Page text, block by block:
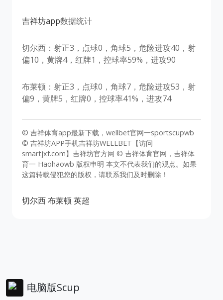
吉祥坊app数据统计
切尔西：射正3，点球0，角球5，危险进攻40，射
偏10，黄牌4，红牌1，控球率59%，进攻90
布莱顿：射正3，点球0，角球7，危险进攻53，射
偏9，黄牌5，红牌0，控球率41%，进攻74
© 吉祥体育app最新下载，wellbet官网一sportscupwb
© 吉祥坊APP手机吉祥坊WELLBET【访问
smartjxf.com】吉祥坊官方网 © 吉祥体育官网，吉祥体
育一 Haohaowb 版权申明 本文不代表我们的观点。如果
这篇转载侵犯您的版权，请联系我们及时删除！
切尔西布莱顿 英超
电脑版Scup